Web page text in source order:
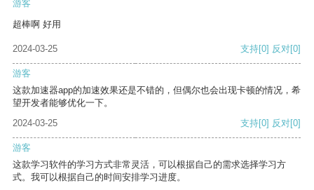
游客
超棒啊 好用
2024-03-25 支持[0] 反对[0]
游客
这款加速器app的加速效果还是不错的，但偶尔也会出现卡顿的情况，希
望开发者能够优化一下。
2024-03-25
支持[0] 反对[0]
游客
这款学习软件的学习方式非常灵活，可以根据自己的需求选择学习方
式。我可以根据自己的时间安排学习进度。